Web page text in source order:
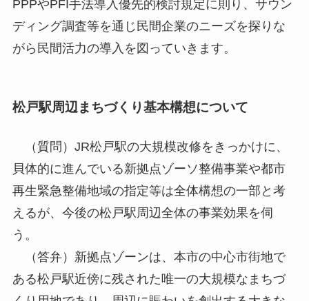
PPPやPFI手法導入優先的検討規定に則り、サウン
ディング調査等を通じ民間企業のニーズを探りな
がら民間活力の導入を図っていきます。
松戸駅周辺まちづくり基本構想について
（質問）JR松戸駅の大規模改修をきっかけに、
貝体的に進んでいる新拠点ゾーソ整備事業や都市
再生緊急整備地域の指定等は全体構想の一部と考
えるが、今後の松戸駅周辺全体の事業効果を伺
う。
（答弁）新拠点ゾーンは、本市の中心市街地で
ある松戸駅近傍に残された唯一の大規模なまちづ